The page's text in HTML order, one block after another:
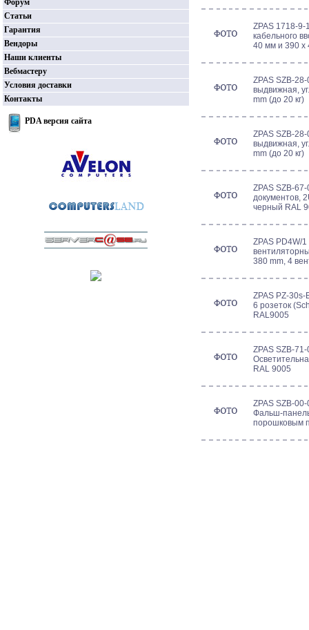
Форум
Статьи
Гарантия
Вендоры
Наши клиенты
Вебмастеру
Условия доставки
Контакты
PDA версия сайта
ZPAS 1718-9-
кабельного
40 мм и 390 х
ZPAS SZB-
выдвижная,
mm (до 20 кг)
ZPAS SZB-
выдвижная,
mm (до 20 кг)
ZPAS SZB-
документов,
черный RAL
ZPAS PD4W/
380 mm, 4
ZPAS PZ-30s-
6 розеток
RAL9005
ZPAS SZB-
RAL 9005
ZPAS SZB-
Фальш-
порошковым